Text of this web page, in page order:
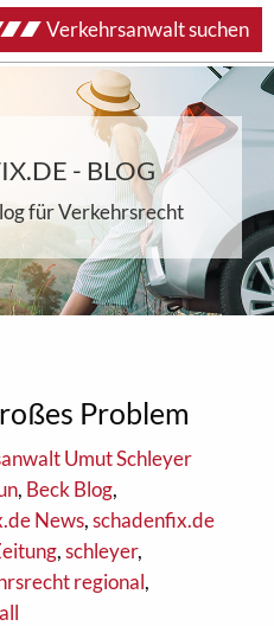
- BLOG
für Verkehrsrecht
Problem
Umut Schleyer
, Beck Blog,
News,schadenfix.de
,schleyer,
regional,
Verkehrsanwalt suchen